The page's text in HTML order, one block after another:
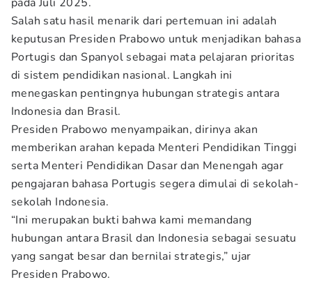
Salah satu hasil menarik dari pertemuan ini adalah
keputusan Presiden Prabowo untuk menjadikan bahasa
Portugis dan Spanyol sebagai mata pelajaran prioritas
di sistem pendidikan nasional. Langkah ini
menegaskan pentingnya hubungan strategis antara
Indonesia dan Brasil.
Presiden Prabowo menyampaikan, dirinya akan
memberikan arahan kepada Menteri Pendidikan Tinggi
serta Menteri Pendidikan Dasar dan Menengah agar
pengajaran bahasa Portugis segera dimulai di sekolah-
sekolah Indonesia.
“Ini merupakan bukti bahwa kami memandang
hubungan antara Brasil dan Indonesia sebagai sesuatu
yang sangat besar dan bernilai strategis,” ujar
Presiden Prabowo.